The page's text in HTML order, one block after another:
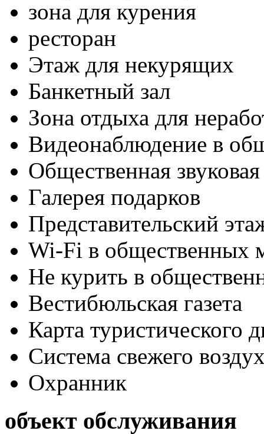
зона для курения
ресторан
Этаж для некурящих
Банкетный зал
Зона отдыха для
Видеонаблюдение в
Общественная
Галерея подарков
Представительский
Wi-Fi в общественных
Не курить в
Вестибюльская газета
Карта туристического
Система свежего
Охранник
объект обслуживания